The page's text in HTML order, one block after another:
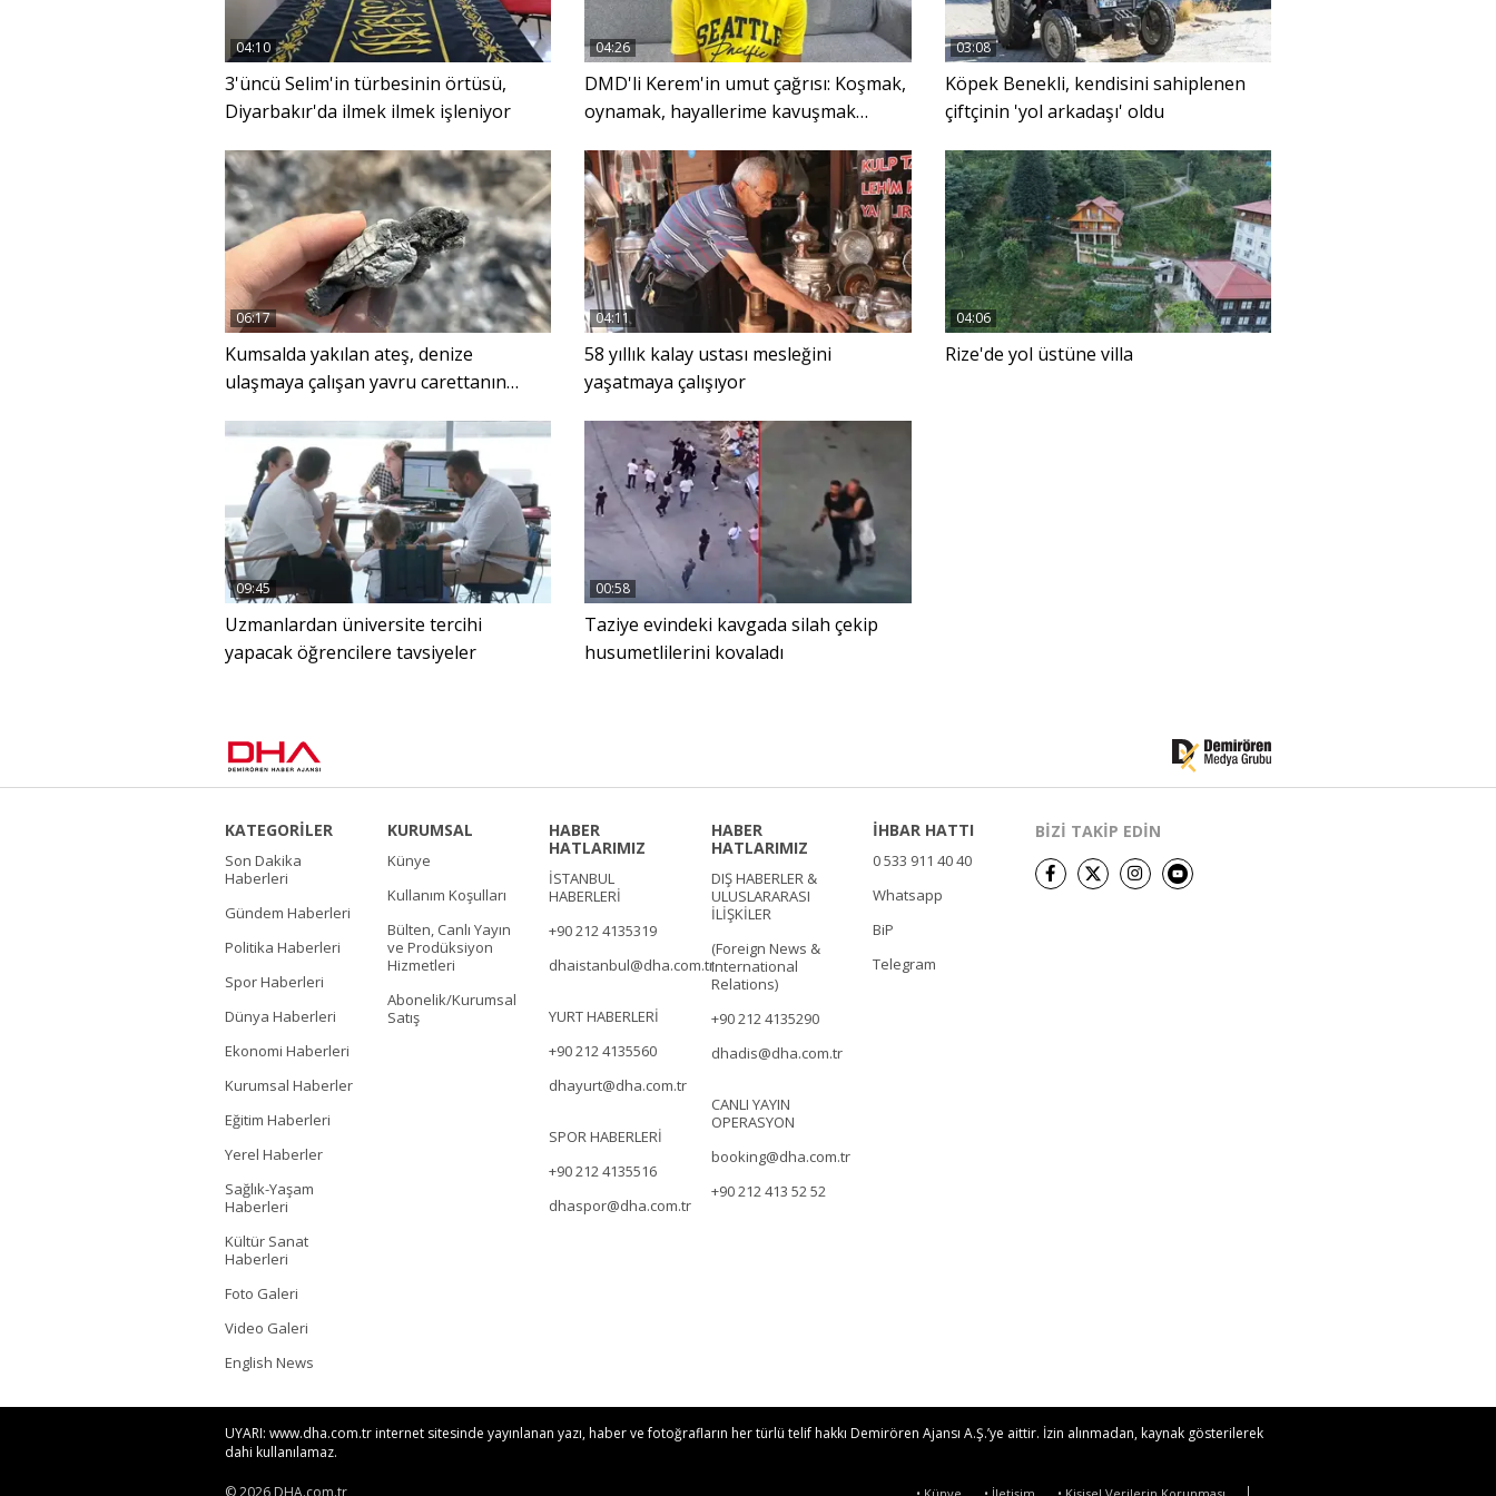
04:10
3'üncü Selim'in türbesinin örtüsü,
Diyarbakır'da ilmek ilmek işleniyor
04:26
DMD'li Kerem'in umut çağrısı: Koşmak,
oynamak, hayallerime kavuşmak
03:08
Köpek Benekli, kendisini sahiplenen
çiftçinin 'yol arkadaşı' oldu
06:17
Kumsalda yakılan ateş, denize
ulaşmaya çalışan yavru carettanın
04:11
58 yıllık kalay ustası mesleğini
yaşatmaya çalışıyor
04:06
Rize'de yol üstüne villa
09:45
Uzmanlardan üniversite tercihi
yapacak öğrencilere tavsiyeler
00:58
Taziye evindeki kavgada silah çekip
husumetlilerini kovaladı
KATEGORİLER
Son Dakika
Haberleri
Gündem Haberleri
Politika Haberleri
Spor Haberleri
Dünya Haberleri
Ekonomi Haberleri
Kurumsal Haberler
Eğitim Haberleri
Yerel Haberler
Sağlık-Yaşam
Haberleri
Kültür Sanat
Haberleri
Foto Galeri
Video Galeri
English News
KURUMSAL
Künye
Kullanım Koşulları
Bülten, Canlı Yayın
ve Prodüksiyon
Hizmetleri
Abonelik/Kurumsal
Satış
HABER
HATLARIMIZ
İSTANBUL
HABERLERİ
+90 212 4135319
dhaistanbul@dha.com.tr
YURT HABERLERİ
+90 212 4135560
dhayurt@dha.com.tr
SPOR HABERLERİ
+90 212 4135516
dhaspor@dha.com.tr
HABER
HATLARIMIZ
DIŞ HABERLER &
ULUSLARARASI
İLİŞKİLER
(Foreign News &
International
Relations)
+90 212 4135290
dhadis@dha.com.tr
CANLI YAYIN
OPERASYON
booking@dha.com.tr
+90 212 413 52 52
İHBAR HATTI
0 533 911 40 40
Whatsapp
BiP
Telegram
BİZİ TAKİP EDİN
UYARI: www.dha.com.tr internet sitesinde yayınlanan yazı, haber ve fotoğrafların her türlü telif hakkı Demirören Ajansı A.Ş.’ye aittir. İzin alınmadan, kaynak gösterilerek
dahi kullanılamaz.